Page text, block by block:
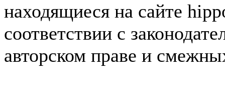
находящиеся на сайте
соответствии с
авторском праве и